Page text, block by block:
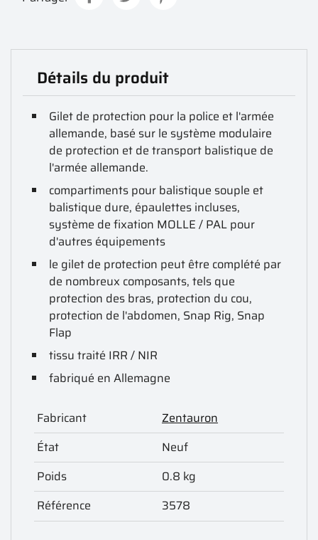
Détails du produit
Gilet de protection pour la police et l'armée
allemande, basé sur le système modulaire
de protection et de transport balistique de
l'armée allemande.
compartiments pour balistique souple et
balistique dure, épaulettes incluses,
système de fixation MOLLE / PAL pour
d'autres équipements
le gilet de protection peut être complété par
de nombreux composants, tels que
protection des bras, protection du cou,
protection de l'abdomen, Snap Rig, Snap
Flap
tissu traité IRR / NIR
fabriqué en Allemagne
Fabricant
Zentauron
État
Neuf
Poids
0.8 kg
Référence
3578